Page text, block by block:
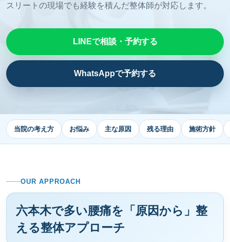
スリートの現場でも経験を積んだ整体師が対応します。
LINEで相談・予約する
WhatsAppで予約する
当院の考え方 お悩み 主な原因 残る理由 施術方針
OUR APPROACH
六本木で多い腰痛を「原因から」整
える整体アプローチ